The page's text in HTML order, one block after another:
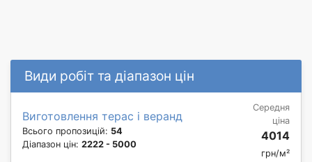
Види робіт та діапазон цін
Виготовлення терас і веранд
Всього пропозицій: 54
Діапазон цін: 2222 - 5000
Середня
ціна
4014
грн/м²